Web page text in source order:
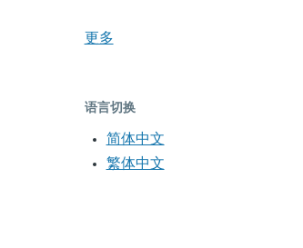
更多
语言切换
简体中文
繁体中文